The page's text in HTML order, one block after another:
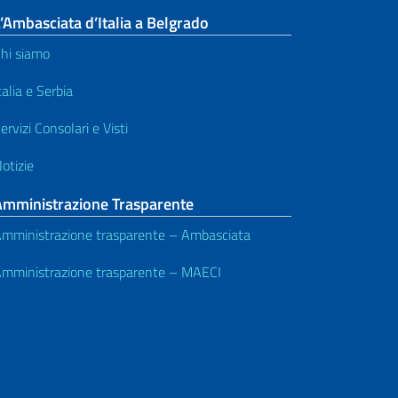
d’Italia a Belgrado
siamo
e Serbia
Consolari e Visti
Trasparente
trasparente – Ambasciata
trasparente – MAECI